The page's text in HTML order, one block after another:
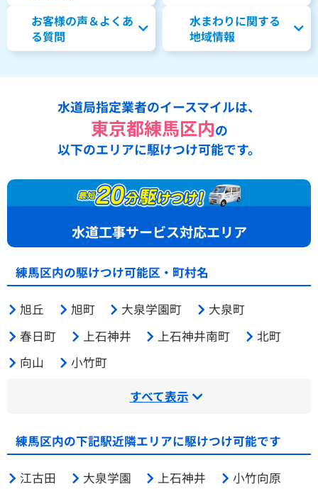
お客様の声＆よくあ
る質問
水まわりに関する
地域情報
水道局指定業者のイースマイルは、
東京都練馬区内の
以下のエリアに駆けつけ可能です。
水道工事サービス対応エリア
練馬区内の駆けつけ可能区・町村名
旭丘 旭町 大泉学園町
大泉町
春日町
上石神井 上石神井南町
北町
向山
小竹町
すべて表示
練馬区内の下記駅近隣エリアに駆けつけ可能です
江古田 大泉学園 上石神井
小竹向原